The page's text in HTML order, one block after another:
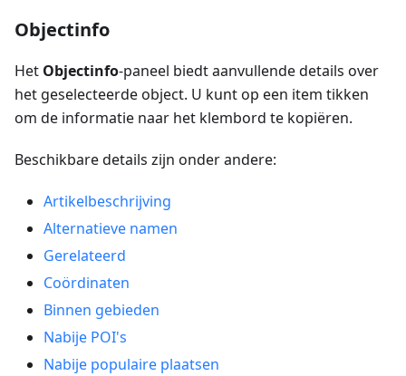
Objectinfo
Het Objectinfo-paneel biedt aanvullende details over
het geselecteerde object. U kunt op een item tikken
om de informatie naar het klembord te kopiëren.
Beschikbare details zijn onder andere:
Artikelbeschrijving
Alternatieve namen
Gerelateerd
Coördinaten
Binnen gebieden
Nabije POI's
Nabije populaire plaatsen